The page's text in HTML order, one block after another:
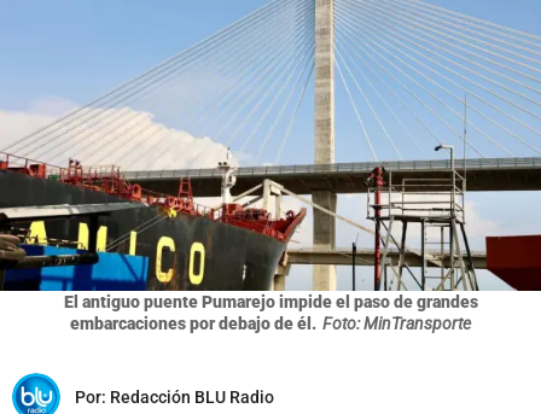
El antiguo puente Pumarejo impide el paso de grandes
embarcaciones por debajo de él. Foto: MinTransporte
Por: Redacción BLU Radio